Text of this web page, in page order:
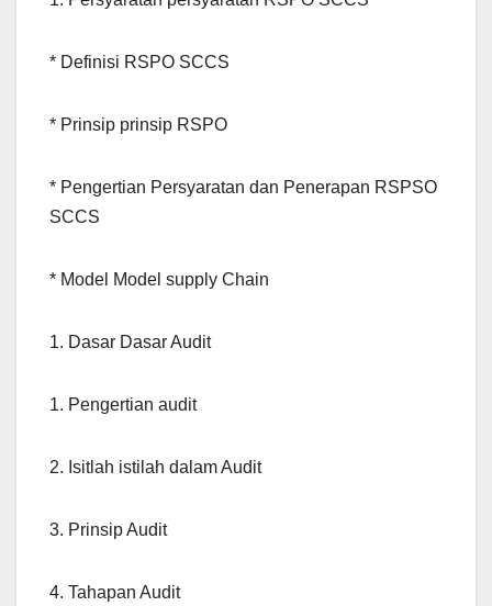
* Definisi RSPO SCCS
* Prinsip prinsip RSPO
* Pengertian Persyaratan dan Penerapan RSPSO
SCCS
* Model Model supply Chain
1. Dasar Dasar Audit
1. Pengertian audit
2. Isitlah istilah dalam Audit
3. Prinsip Audit
4. Tahapan Audit